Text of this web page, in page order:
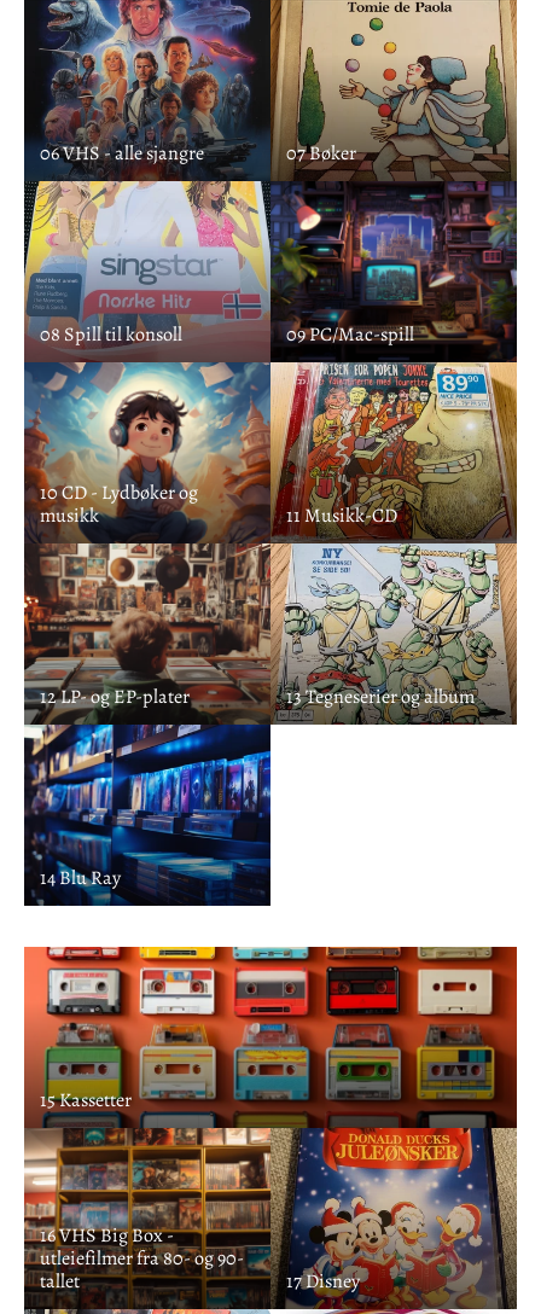
06 VHS - alle sjangre 07 Bøker
08 Spill til konsoll 09 PC/Mac-spill
10 CD - Lydbøker og
musikk
11 Musikk-CD
12 LP- og EP-plater 13 Tegneserier og album
14 Blu Ray
15 Kassetter
16 VHS Big Box -
utleiefilmer fra 80- og 90-
tallet
17 Disney